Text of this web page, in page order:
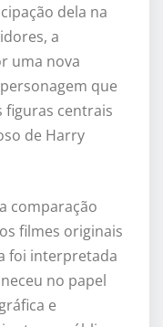
dela na
a
uma nova
que
centrais
de Harry
comparação
filmes originais
foi interpretada
no papel
e